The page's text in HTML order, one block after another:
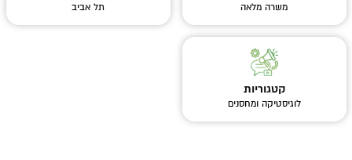
משרה מלאה תל אביב
קטגוריות
לוגיסטיקה ומחסנים